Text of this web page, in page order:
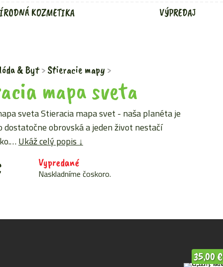
KOZMETIKA VÝPREDAJ
& Byt Stieracie mapy
mapa sveta
sveta Stieracia mapa svet - naša planéta je
dostatočne obrovská a jeden život nestačí
Ukáž celý popis ↓
Vypredané
Naskladníme čoskoro.
35,00€